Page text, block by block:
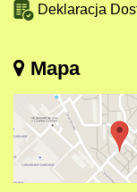
Deklaracja
Mapa